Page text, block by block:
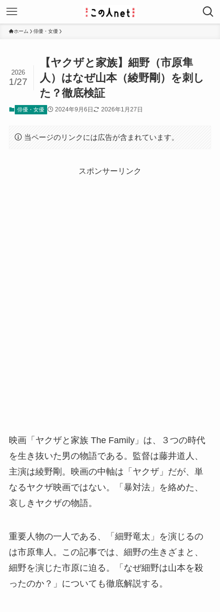
ホーム 俳優・女優
【ヤクザと家族】細野（市原隼
人）はなぜ山本（綾野剛）を刺し
た？徹底検証
2026
1/27
俳優・女優 2024年9月6日 2026年1月27日
当ページのリンクには広告が含まれています。
スポンサーリンク
映画「ヤクザと家族 The Family」は、３つの時代
を生き抜いた男の物語である。監督は藤井道人、
主演は綾野剛。映画の中軸は「ヤクザ」だが、単
なるヤクザ映画ではない。「暴対法」を絡めた、
哀しきヤクザの物語。
重要人物の一人である、「細野竜太」を演じるの
は市原隼人。この記事では、細野の生きざまと、
細野を演じた市原に迫る。「なぜ細野は山本を殺
ったのか？」についても徹底解説する。